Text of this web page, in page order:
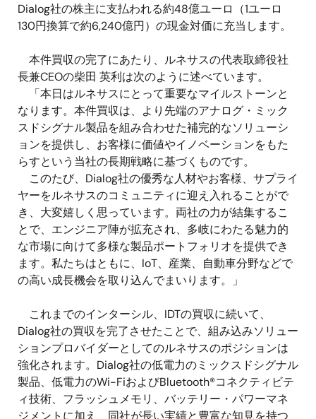
Dialog社の株主に支払われる約48億ユーロ（1ユーロ
130円換算で約6,240億円）の現金対価に充当します。
本件買収の完了にあたり、ルネサスの代表取締役社
長兼CEOの柴田 英利は次のように述べています。
「本日はルネサスにとって重要なマイルストーンと
なります。本件買収は、より先端のアナログ・ミック
スドシグナル製品を組み合わせた補完的なソリューシ
ョンを提供し、お客様に価値やイノベーションをもた
らすという当社の長期戦略に基づくものです。
このたび、Dialog社の優秀な人材やお客様、サプライ
ヤーをルネサスのコミュニティに迎え入れることがで
き、大変嬉しく思っています。両社の力が結集するこ
とで、エンジニア陣が拡充され、多岐にわたる魅力的
な市場に向けて多様な製品ポートフォリオを提供でき
ます。私たちはともに、IoT、産業、自動車分野などで
の高い成長機会を取り込んでまいります。」
これまでのインターシル、IDTの買収に続いて、
Dialog社の買収を完了させたことで、組み込みソリュー
ションプロバイダーとしてのルネサスのポジションは
強化されます。Dialog社の低電力のミックスドシグナル
製品、低電力のWi-FiおよびBluetooth®コネクティビテ
ィ技術、フラッシュメモリ、バッテリー・パワーマネ
ジメントに加え、同社が長い実績と豊富な知見を持つ